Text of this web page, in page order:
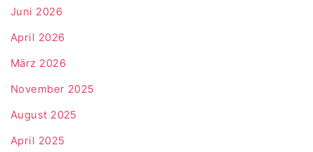
Juni 2026
April 2026
März 2026
November 2025
August 2025
April 2025